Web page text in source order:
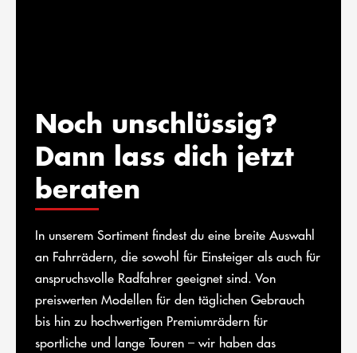
Noch unschlüssig?
Dann lass dich jetzt
beraten
In unserem Sortiment findest du eine breite Auswahl
an Fahrrädern, die sowohl für Einsteiger als auch für
anspruchsvolle Radfahrer geeignet sind. Von
preiswerten Modellen für den täglichen Gebrauch
bis hin zu hochwertigen Premiumrädern für
sportliche und lange Touren – wir haben das